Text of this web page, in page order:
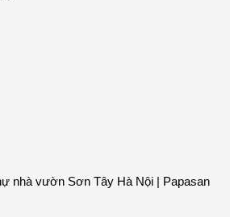
nhà vườn Sơn Tây Hà Nội | Papasan